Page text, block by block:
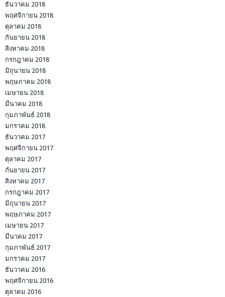
ธันวาคม 2018
พฤศจิกายน 2018
ตุลาคม 2018
กันยายน 2018
สิงหาคม 2018
กรกฎาคม 2018
มิถุนายน 2018
พฤษภาคม 2018
เมษายน 2018
มีนาคม 2018
กุมภาพันธ์ 2018
มกราคม 2018
ธันวาคม 2017
พฤศจิกายน 2017
ตุลาคม 2017
กันยายน 2017
สิงหาคม 2017
กรกฎาคม 2017
มิถุนายน 2017
พฤษภาคม 2017
เมษายน 2017
มีนาคม 2017
กุมภาพันธ์ 2017
มกราคม 2017
ธันวาคม 2016
พฤศจิกายน 2016
ตุลาคม 2016